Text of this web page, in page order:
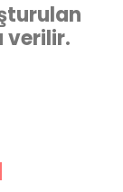
verilir.